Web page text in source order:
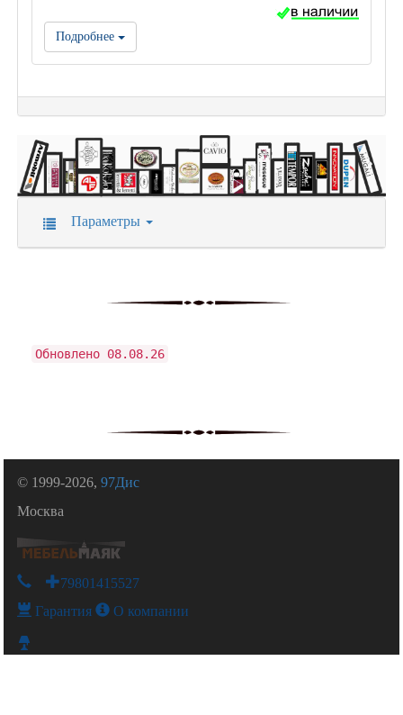
Подробнее
Параметры
Обновлено 08.08.26
© 1999-2026,97Дис
Москва
+79801415527
Гарантия О компании